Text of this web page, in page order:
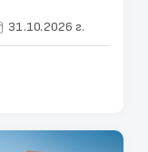
31.10.2026 г.